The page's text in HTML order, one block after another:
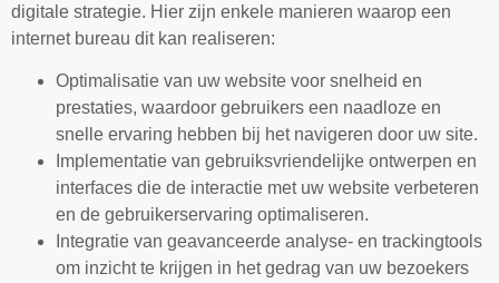
digitale strategie. Hier zijn enkele manieren waarop een
internet bureau dit kan realiseren:
Optimalisatie van uw website voor snelheid en
prestaties, waardoor gebruikers een naadloze en
snelle ervaring hebben bij het navigeren door uw site.
Implementatie van gebruiksvriendelijke ontwerpen en
interfaces die de interactie met uw website verbeteren
en de gebruikerservaring optimaliseren.
Integratie van geavanceerde analyse- en trackingtools
om inzicht te krijgen in het gedrag van uw bezoekers